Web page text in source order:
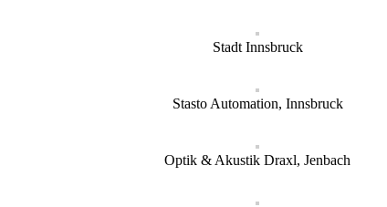
Stadt Innsbruck
Stasto Automation, Innsbruck
Optik & Akustik Draxl, Jenbach